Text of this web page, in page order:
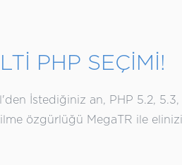
PHP SEÇİMİ!
İstediğiniz an, PHP 5.2,
özgürlüğü MegaTR ile